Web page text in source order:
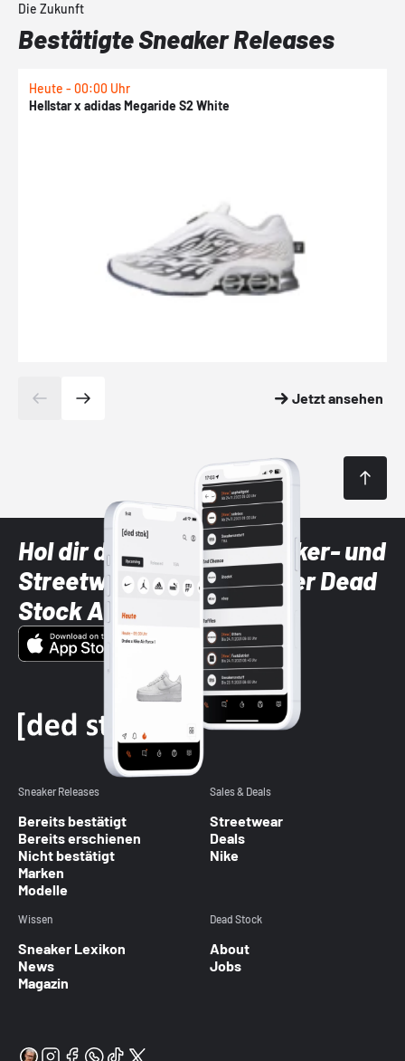
Die Zukunft
Bestätigte Sneaker Releases
Heute - 00:00 Uhr
Hellstar x adidas Megaride S2 White
Jetzt ansehen
Hol dir die neuesten Sneaker- und
Streetwear-Brands mit der Dead
Stock App
Sneaker Releases
Bereits bestätigt
Bereits erschienen
Nicht bestätigt
Marken
Modelle
Sales & Deals
Streetwear
Deals
Nike
Wissen
Sneaker Lexikon
News
Magazin
Dead Stock
About
Jobs